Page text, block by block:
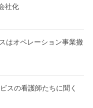
社化
はオペレーション事業撤
スの看護師たちに聞く